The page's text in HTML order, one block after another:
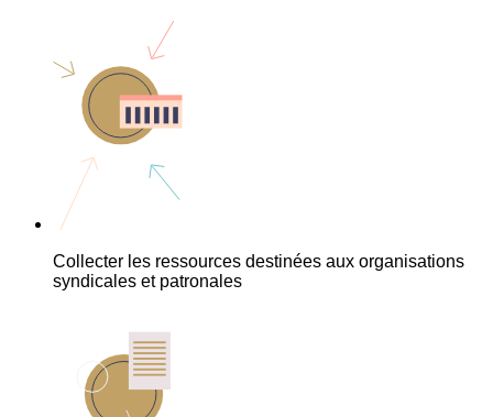
Collecter les ressources destinées aux organisations
syndicales et patronales